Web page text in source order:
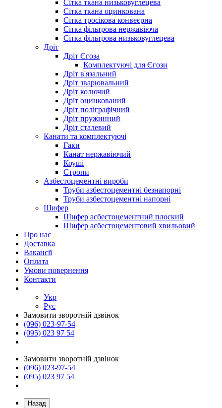
Сітка ткана низьковуглецева
Сітка ткана оцинкована
Сітка тросікова конвеєрна
Сітка фільтрова нержавіюча
Сітка фільтрова низьковуглецева
Дріт
Дріт Єгоза
Комплектуючі для Єгози
Дріт в'язальний
Дріт зварювальний
Дріт колючий
Дріт оцинкований
Дріт поліграфічний
Дріт пружинний
Дріт сталевий
Канати та комплектуючі
Гаки
Канат нержавіючий
Коуші
Стропи
Азбестоцементні вироби
Труби азбестоцементні безнапорні
Труби азбестоцементні напорні
Шифер
Шифер асбестоцементний плоский
Шифер асбестоцементовий хвильовий
Про нас
Доставка
Вакансії
Оплата
Умови повернення
Контакти
Укр
Рус
Замовити зворотній дзвінок
(096) 023-97-54
(095) 023 97 54
Замовити зворотній дзвінок
(096) 023-97-54
(095) 023 97 54
Назад